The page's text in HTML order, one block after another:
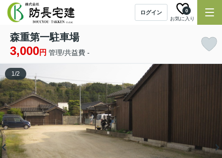
ログイン
お気に入り
0
森重第一駐車場
3,000円 管理/共益費 -
1/2